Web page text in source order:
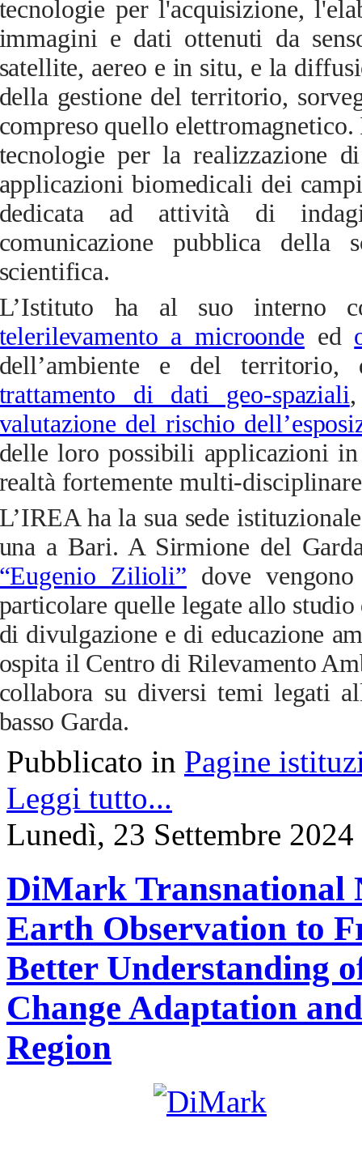
per l'acquisizione,
e dati ottenuti da
aereo e in situ, e la
gestione del territorio,
quello
per la realizzazione
biomedicali dei
ad attività di
pubblica
ha al suo interno
a microonde ed
e del
di dati geo-spaziali
del rischio
loro possibili applicazioni
fortemente multi-
ha la sua sede
a Bari. A Sirmione del
Zilioli” dove
quelle legate allo
divulgazione e di educazione
il Centro di Rilevamento
su diversi temi legati
Garda.
Pubblicato in Pagine
Leggi tutto...
Lunedì, 23 Settembre
DiMark
Earth Observation to
Better Understanding
Change Adaptation
Region